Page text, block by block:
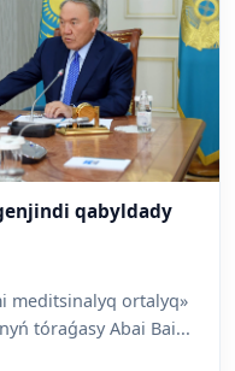
qabyldady
meditsinalyq ortalyq»
tóraǵasy Abai Bai...